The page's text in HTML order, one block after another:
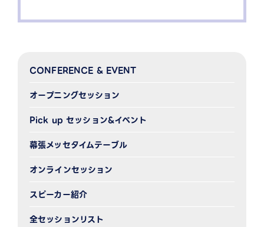
CONFERENCE & EVENT
オープニングセッション
Pick up セッション&イベント
幕張メッセタイムテーブル
オンラインセッション
スピーカー紹介
全セッションリスト